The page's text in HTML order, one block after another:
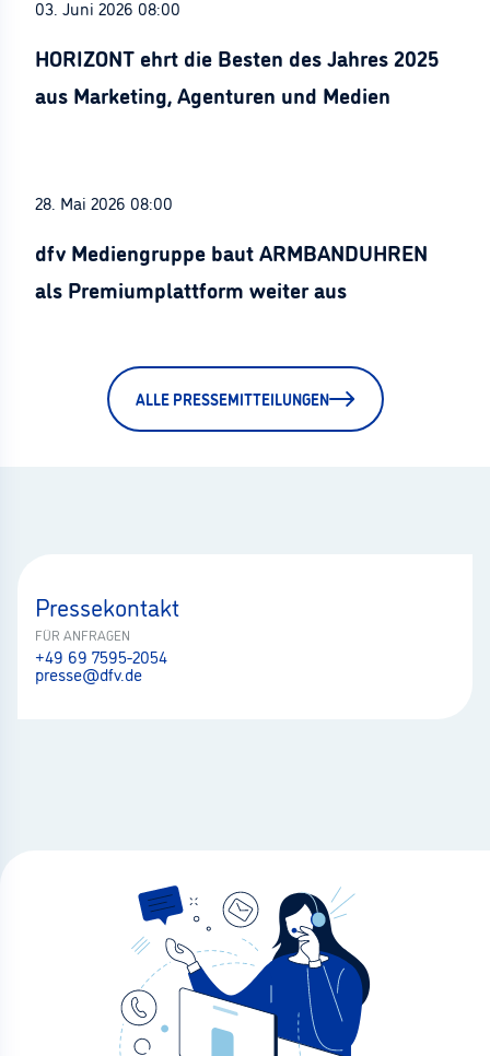
03. Juni 2026 08:00
HORIZONT ehrt die Besten des Jahres 2025
aus Marketing, Agenturen und Medien
28. Mai 2026 08:00
dfv Mediengruppe baut ARMBANDUHREN
als Premiumplattform weiter aus
ALLE PRESSEMITTEILUNGEN
Pressekontakt
FÜR ANFRAGEN
+49 69 7595-2054
presse@dfv.de